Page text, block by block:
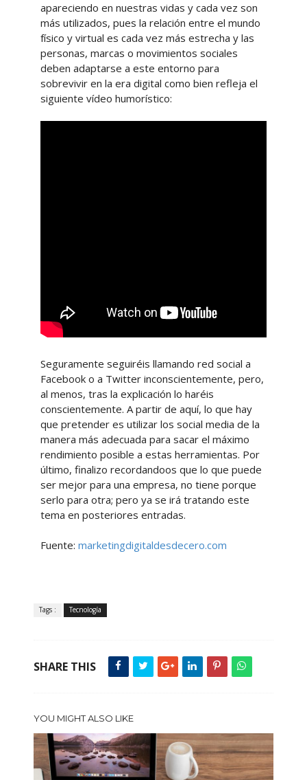
apareciendo en nuestras vidas y cada vez son
más utilizados, pues la relación entre el mundo
físico y virtual es cada vez más estrecha y las
personas, marcas o movimientos sociales
deben adaptarse a este entorno para
sobrevivir en la era digital como bien refleja el
siguiente vídeo humorístico:
Seguramente seguiréis llamando red social a
Facebook o a Twitter inconscientemente, pero,
al menos, tras la explicación lo haréis
conscientemente. A partir de aquí, lo que hay
que pretender es utilizar los social media de la
manera más adecuada para sacar el máximo
rendimiento posible a estas herramientas. Por
último, finalizo recordandoos que lo que puede
ser mejor para una empresa, no tiene porque
serlo para otra; pero ya se irá tratando este
tema en posteriores entradas.
Fuente: marketingdigitaldesdecero.com
Tags : Tecnología
SHARE THIS
YOU MIGHT ALSO LIKE